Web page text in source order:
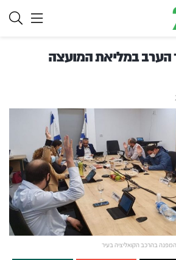
במליאת המועצה
בהרכב הקואליציה בעיר